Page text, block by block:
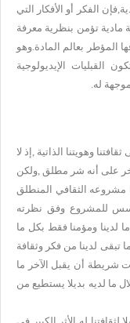
الفكر أو الأفكار التي
تؤمن بنظرية معرفة
المؤطر بعالم المادة.وهو
الإيديولوجية
له.
وهويتنا الذاتية ,إذ لا
على أنه شر مطلق ,ولكن
مشروعه الثقافي المنطلق
للمشروع وفق نظرته
ما لدينا ومؤمنا فقط بكل ما
لدينا من فكر وثقافة
شريطة أن يقبل الآخر ما
ما لديه بديلا يستطيع من